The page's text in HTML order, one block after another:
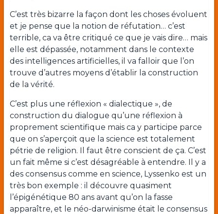
C’est très bizarre la façon dont les choses évoluent
et je pense que la notion de réfutation… c’est
terrible, ca va être critiqué ce que je vais dire… mais
elle est dépassée, notamment dans le contexte
des intelligences artificielles, il va falloir que l’on
trouve d’autres moyens d’établir la construction
de la vérité.
C’est plus une réflexion « dialectique », de
construction du dialogue qu’une réflexion à
proprement scientifique mais ca y participe parce
que on s’aperçoit que la science est totalement
pétrie de religion. Il faut être conscient de ça. C’est
un fait même si c’est désagréable à entendre. Il y a
des consensus comme en science, Lyssenko est un
très bon exemple : il découvre quasiment
l’épigénétique 80 ans avant qu’on la fasse
apparaître, et le néo-darwinisme était le consensus